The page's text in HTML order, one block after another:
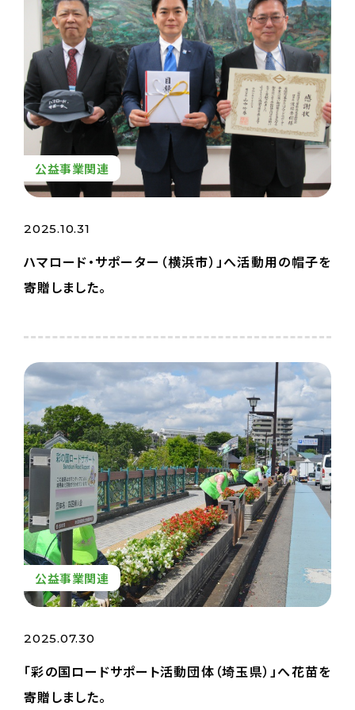
公益事業関連
2025.10.31
ハマロード・サポーター（横浜市）」へ活動用の帽子を
寄贈しました。
公益事業関連
2025.07.30
「彩の国ロードサポート活動団体（埼玉県）」へ花苗を
寄贈しました。